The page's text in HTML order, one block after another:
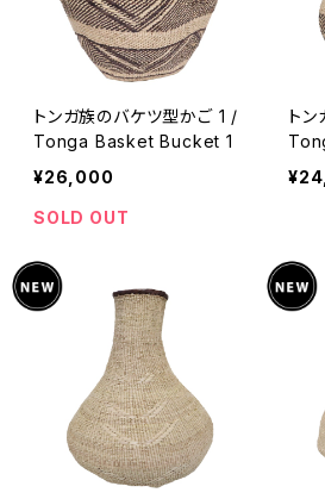
トンガ族のバケツ型かご 1 /
Tonga Basket Bucket 1
¥26,000
SOLD OUT
ト